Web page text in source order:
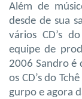
Além de
desde de sua
vários CD’s
equipe de
2006 Sandro é
os CD’s do
gurpo e agora